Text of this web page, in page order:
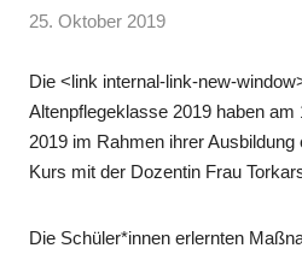
25. Oktober 2019
Die <link internal-link-new-
Altenpflegeklasse 2019 haben am
2019 im Rahmen ihrer
Kurs mit der Dozentin Frau
Die Schüler*innen erlernten